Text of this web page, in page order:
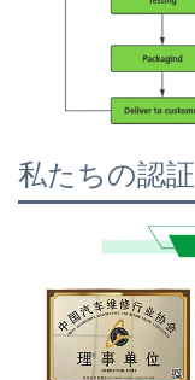
私たちの認証